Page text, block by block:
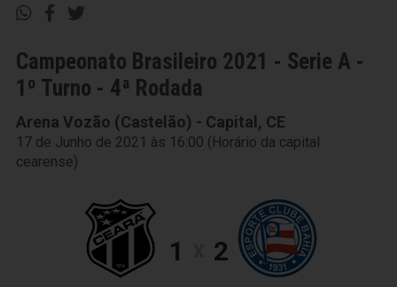
Campeonato Brasileiro 2021 - Serie A -
1º Turno - 4ª Rodada
Arena Vozão (Castelão) - Capital, CE
17 de Junho de 2021 às 16:00 (Horário da capital
cearense)
1 2